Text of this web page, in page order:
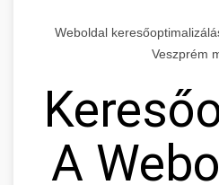
Weboldal
Veszprém
A